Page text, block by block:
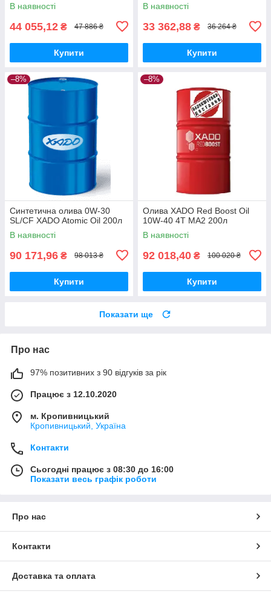
В наявності
44 055,12 ₴ 47 886 ₴
Купити
В наявності
33 362,88 ₴ 36 264 ₴
Купити
–8%
Синтетична олива 0W-30
SL/CF XADO Atomic Oil 200л
В наявності
90 171,96 ₴ 98 013 ₴
Купити
–8%
Олива XADO Red Boost Oil
10W-40 4T MA2 200л
В наявності
92 018,40 ₴ 100 020 ₴
Купити
Показати ще
Про нас
97% позитивних з 90 відгуків за рік
Працює з 12.10.2020
м. Кропивницький
Кропивницький, Україна
Контакти
Сьогодні працює з 08:30 до 16:00
Показати весь графік роботи
Про нас
Контакти
Доставка та оплата